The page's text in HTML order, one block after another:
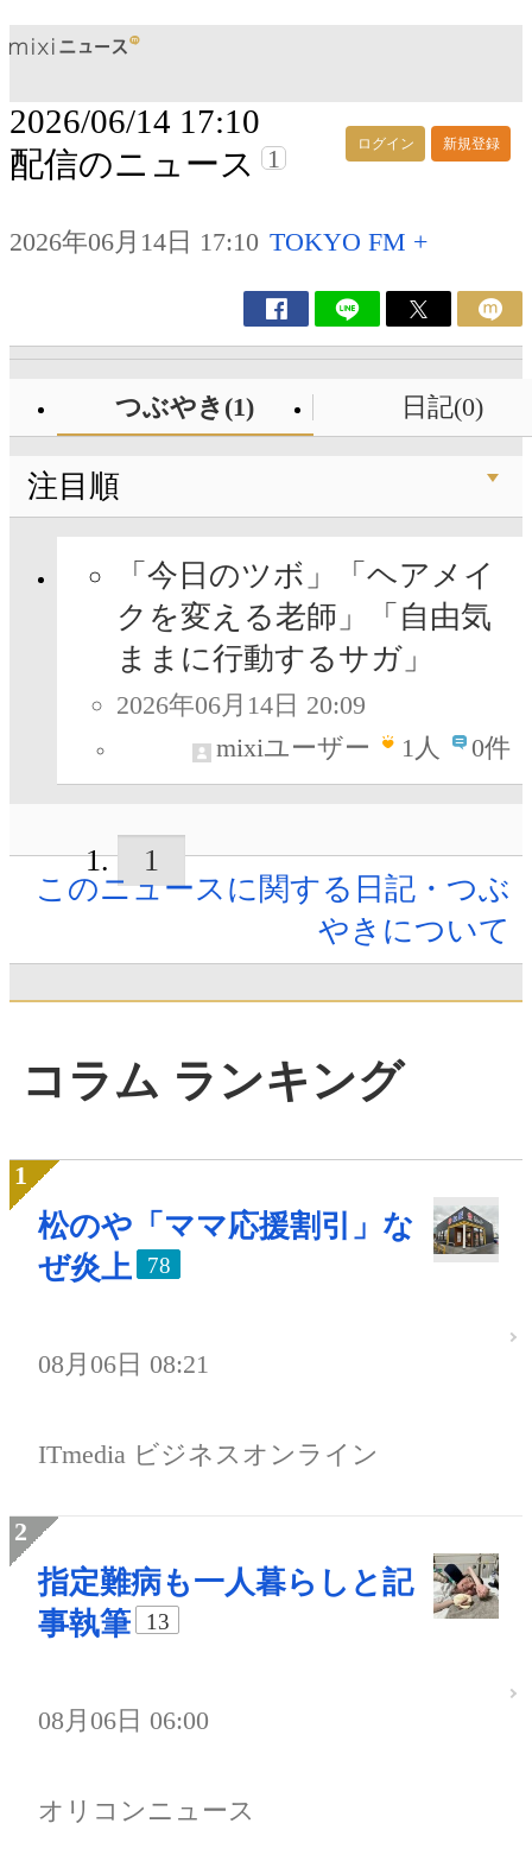
ログイン 新規登録
2026/06/14 17:10
配信のニュース
1
2026年06月14日 17:10 TOKYO FM +
つぶやき(1) 日記(0)
注目順
「今日のツボ」「ヘアメイ
クを変える老師」「自由気
ままに行動するサガ」
2026年06月14日 20:09
mixiユーザー
1人 0件
1
このニュースに関する日記・つぶ
やきについて
コラム ランキング
松のや「ママ応援割引」な
ぜ炎上
78
08月06日 08:21
ITmedia ビジネスオンライン
指定難病も一人暮らしと記
事執筆
13
08月06日 06:00
オリコンニュース